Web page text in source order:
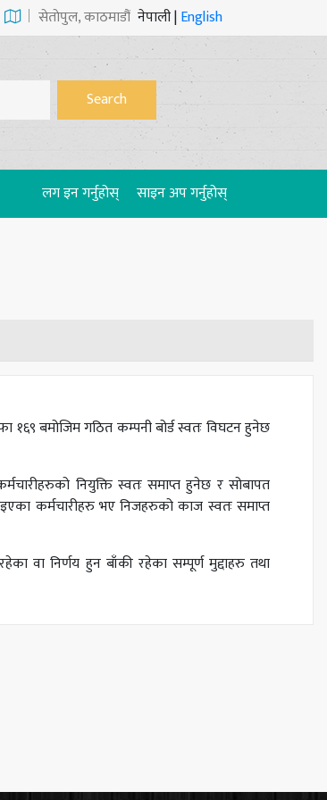
सेताेपुल, काठमाडौं नेपाली|English
Search
लग इन गर्नुहोस् साइन अप गर्नुहोस्
बमोजिम गठित कम्पनी बोर्ड स्वतः विघटन हुनेछ
नियुक्ति स्वतः समाप्त हुनेछ र सोबापत
कर्मचारीहरु भए निजहरुको काज स्वतः समाप्त
वा निर्णय हुन बाँकी रहेका सम्पूर्ण मुद्दाहरु तथा